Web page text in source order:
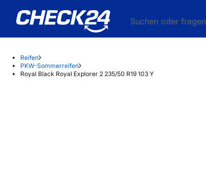
Suchen oder fragen
Reifen
PKW-Sommerreifen
Royal Black Royal Explorer 2 235/50 R19 103 Y